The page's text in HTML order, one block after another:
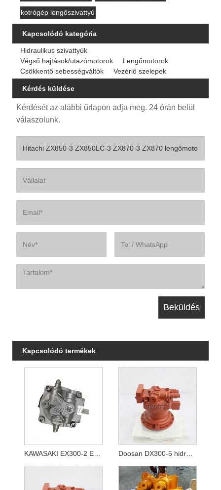
kotrógép lengőszivattyú
Kapcsolódó kategória
Hidraulikus szivattyúk
Végső hajtások/utazómotorok
Lengőmotorok
Csökkentő sebességváltók
Vezérlő szelepek
Kérdés küldése
Kérdését az alábbi űrlapon adja meg. 24 órán belül
válaszolunk.
Kapcsolódó termékek